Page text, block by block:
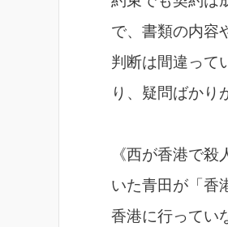
で、書類の内容
判断は間違って
り、疑問ばかり
《西が香港で
いた青田が「香
香港に行ってい